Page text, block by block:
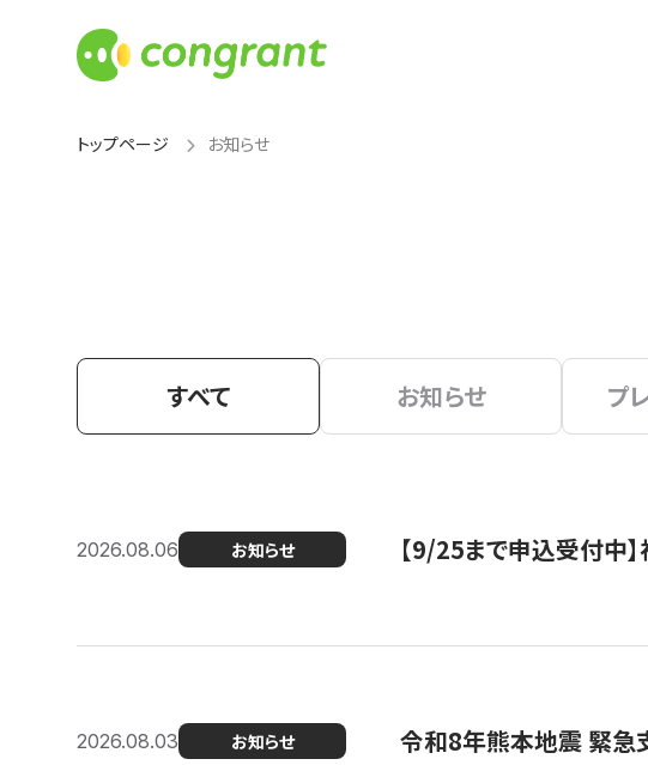
トップページ お知らせ
すべて お知らせ プ
2026.08.06 お知らせ 【9/25まで申込受付中
2026.08.03 お知らせ 令和8年熊本地震 緊急